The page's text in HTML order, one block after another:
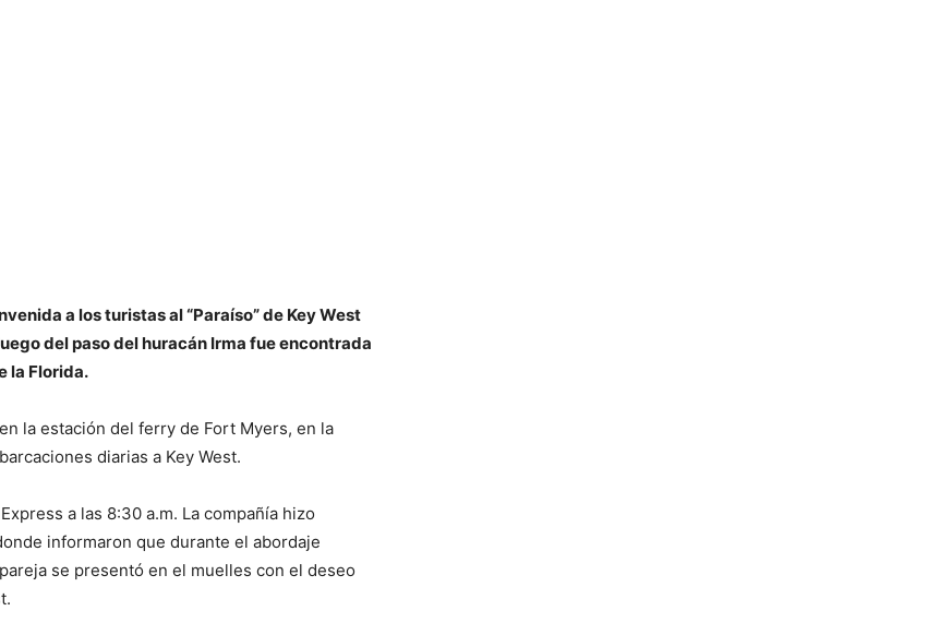
a los turistas al “Paraíso” de Key West
del paso del huracán Irma fue encontrada
la Florida.
la estación del ferry de Fort Myers, en la
diarias a Key West.
a las 8:30 a.m. La compañía hizo
informaron que durante el abordaje
se presentó en el muelles con el deseo